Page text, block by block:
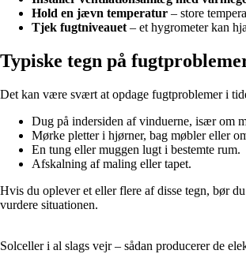
Hold en jævn temperatur – store
Tjek fugtniveauet – et hygrometer kan
Typiske tegn på
Det kan være svært at opdage fugtproblemer i
Dug på indersiden af vinduerne, især om
Mørke pletter i hjørner, bag møbler eller
En tung eller muggen lugt i bestemte rum.
Afskalning af maling eller tapet.
Hvis du oplever et eller flere af disse tegn, bør
vurdere situationen.
Solceller i al slags vejr – sådan producerer de